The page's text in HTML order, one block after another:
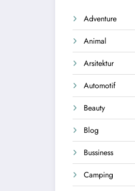
Adventure
Animal
Arsitektur
Automotif
Beauty
Blog
Bussiness
Camping